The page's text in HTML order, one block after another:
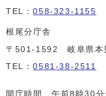
TEL：058-323-1155
根尾分庁舎
〒501-1592 岐阜県本
TEL：0581-38-2511
開庁時間 午前8時30分